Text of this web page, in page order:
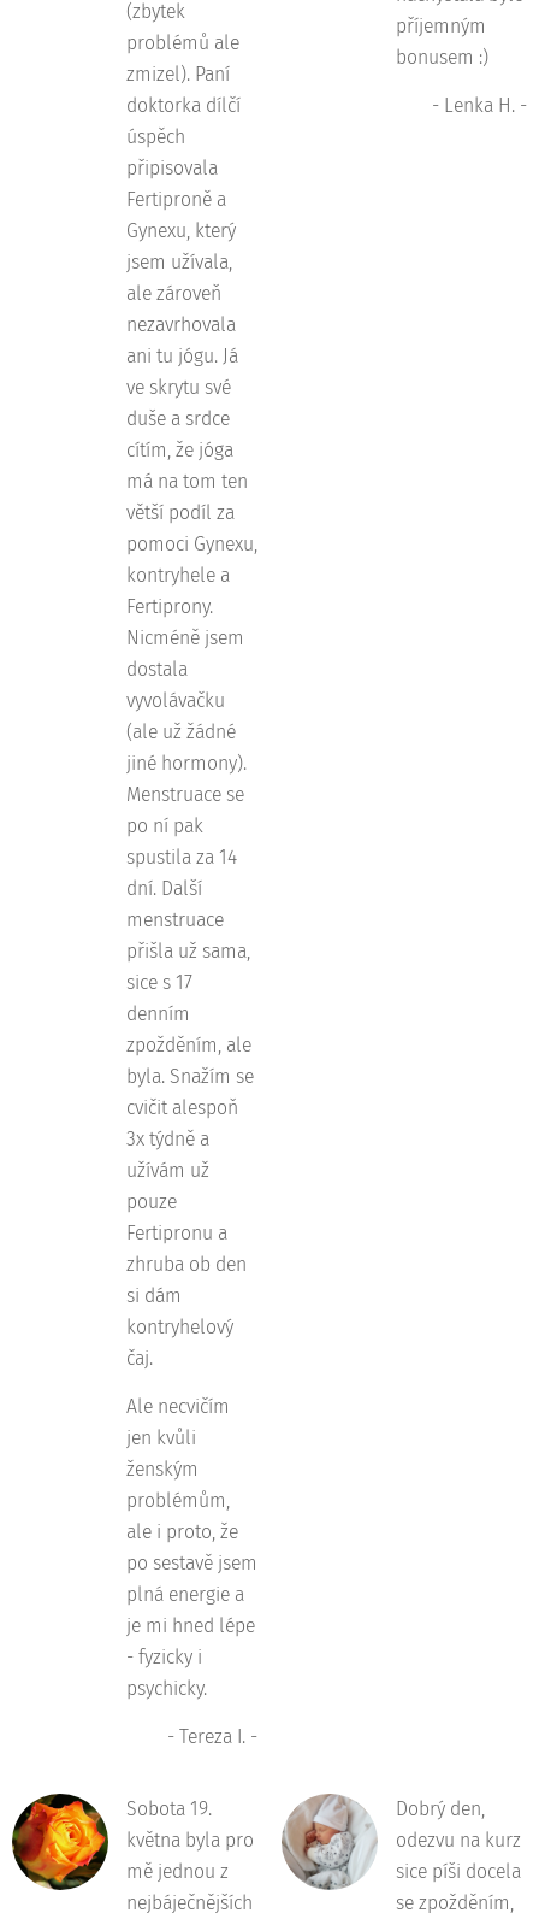
(zbytek
problémů ale
zmizel). Paní
doktorka dílčí
úspěch
připisovala
Fertiproně a
Gynexu, který
jsem užívala,
ale zároveň
nezavrhovala
ani tu jógu. Já
ve skrytu své
duše a srdce
cítím, že jóga
má na tom ten
větší podíl za
pomoci Gynexu,
kontryhele a
Fertiprony.
Nicméně jsem
dostala
vyvolávačku
(ale už žádné
jiné hormony).
Menstruace se
po ní pak
spustila za 14
dní. Další
menstruace
přišla už sama,
sice s 17
denním
zpožděním, ale
byla. Snažím se
cvičit alespoň
3x týdně a
užívám už
pouze
Fertipronu a
zhruba ob den
si dám
kontryhelový
čaj.
Ale necvičím
jen kvůli
ženským
problémům,
ale i proto, že
po sestavě jsem
plná energie a
je mi hned lépe
- fyzicky i
psychicky.
- Tereza I. -
příjemným
bonusem :)
- Lenka H. -
Sobota 19.
května byla pro
mě jednou z
nejbáječnějších
Dobrý den,
odezvu na kurz
sice píši docela
se zpožděním,